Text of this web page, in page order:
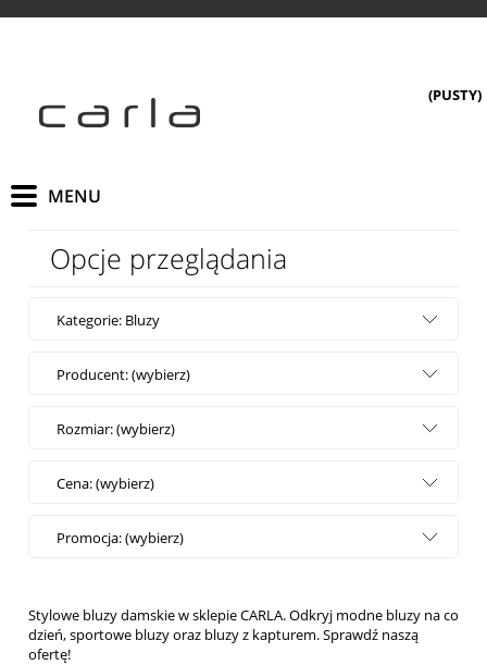
(PUSTY)
Opcje przeglądania
Kategorie: Bluzy
Producent: (wybierz)
Rozmiar: (wybierz)
Cena: (wybierz)
Promocja: (wybierz)
Stylowe bluzy damskie w sklepie CARLA. Odkryj modne bluzy na co
dzień, sportowe bluzy oraz bluzy z kapturem. Sprawdź naszą
ofertę!